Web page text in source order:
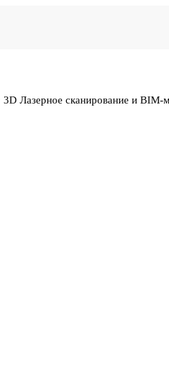
Лазерное сканирование и